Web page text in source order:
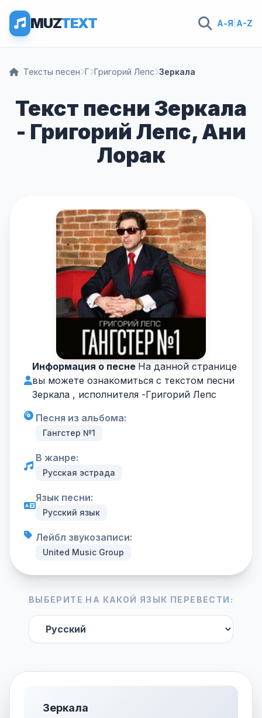
MUZTEXT А-Я A-Z
Тексты песен Г Григорий Лепс Зеркала
Текст песни Зеркала
- Григорий Лепс, Ани
Лорак
Информация о песне На данной странице
вы можете ознакомиться с текстом песни
Зеркала , исполнителя -Григорий Лепс
Песня из альбома:
Гангстер №1
В жанре:
Русская эстрада
Язык песни:
Русский язык
Лейбл звукозаписи:
United Music Group
ВЫБЕРИТЕ НА КАКОЙ ЯЗЫК ПЕРЕВЕСТИ:
Зеркала